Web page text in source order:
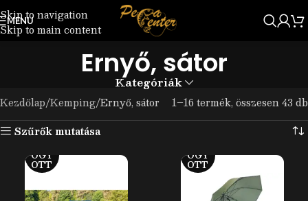
Skip to navigation
Skip to main content
MENU
Ernyő, sátor
Kategóriák
Kezdőlap Kemping Ernyő, sátor
1–16 termék, összesen 43 db
Szűrők mutatása
OGY
OTT
OGY
OTT